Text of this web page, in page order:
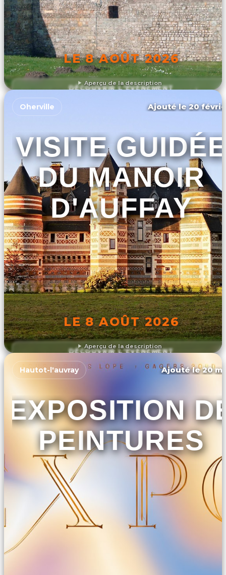
Aperçu de la description
LE 8 AOÛT 2026
DÉCOUVRIR L'ÉVÉNEMENT
Aperçu de la description
Oherville Ajouté le 20
VISITE
DU MANOIR
D'AUFFAY
LE 8 AOÛT 2026
DÉCOUVRIR L'ÉVÉNEMENT
Hautot-l'auvray Ajouté le 20
EXPOSITION
PEINTURES